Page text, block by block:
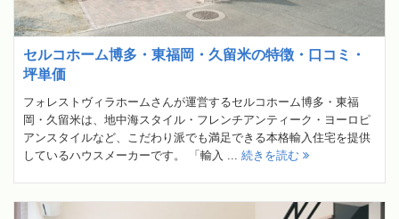
セルコホーム博多・東福岡・久留米の特徴・口コミ・
坪単価
フォレストヴィラホームさんが運営するセルコホーム博多・東福
岡・久留米は、地中海スタイル・フレンチアンティーク・ヨーロピ
アンスタイルなど、こだわり派でも満足できる本格輸入住宅を提供
しているハウスメーカーです。 「輸入 ... 続きを読む